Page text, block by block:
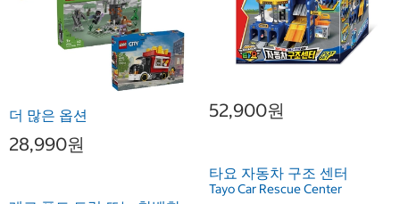
더 많은 옵션
28,990원
52,900원
타요 자동차 구조 센터
Tayo Car Rescue Center